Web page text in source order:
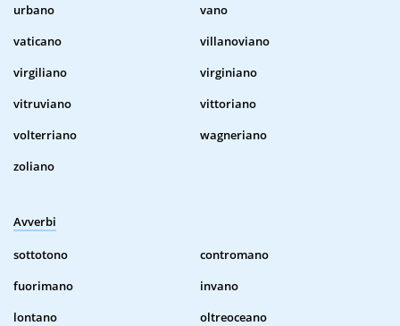
urbano
vano
vaticano
villanoviano
virgiliano
virginiano
vitruviano
vittoriano
volterriano
wagneriano
zoliano
Avverbi
sottotono
contromano
fuorimano
invano
lontano
oltreoceano